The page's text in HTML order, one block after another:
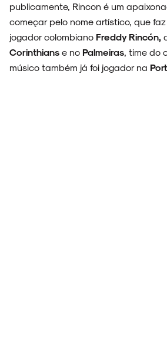
publicamente, Rincon é um
começar pelo nome artístico, que
jogador colombiano Freddy Rincón,
Corinthians e no Palmeiras, time do
músico também já foi jogador na